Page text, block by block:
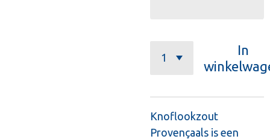
In
Knoflookzout
Provençaals is een